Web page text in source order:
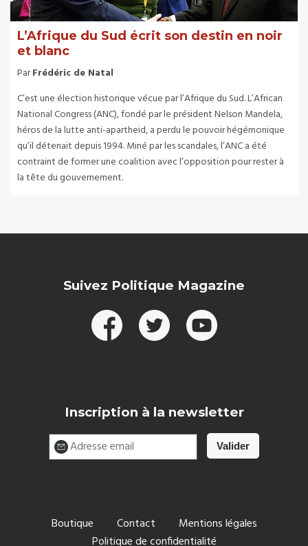
L’Afrique du Sud écrit son destin en noir
et blanc
ParFrédéric de Natal
C’est une élection historique vécue par l’Afrique du Sud. L’African
National Congress (ANC), fondé par le président Nelson Mandela,
héros de la lutte anti-apartheid, a perdu le pouvoir hégémonique
qu’il détenait depuis 1994. Miné par les scandales, l’ANC a été
contraint de former une coalition avec l’opposition pour rester à
la tête du gouvernement.
Suivez Politique Magazine
Inscription à la newsletter
Boutique Contact
Mentions légales
Politique de confidentialité